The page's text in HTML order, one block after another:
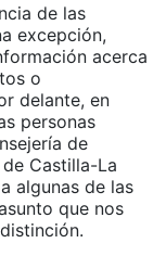
de las
excepción,
acerca
o
delante, en
personas
de
Castilla-La
algunas de las
que nos